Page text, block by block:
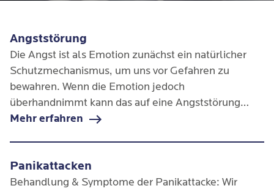
Angststörung
Die Angst ist als Emotion zunächst ein natürlicher
Schutzmechanismus, um uns vor Gefahren zu
bewahren. Wenn die Emotion jedoch
überhandnimmt kann das auf eine Angststörung
hindeuten.
Mehr erfahren
Panikattacken
Behandlung & Symptome der Panikattacke: Wir